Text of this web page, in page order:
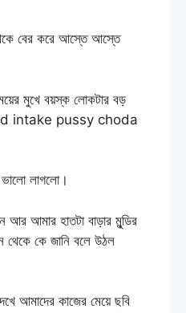
বের করে আস্তে আস্তে
মুখে বয়স্ক লোকটার বড়
bd intake pussy choda
ভালো লাগলো।
আমার হাতটা বাড়ার মুন্ডির
থেকে কে জানি বলে উঠল
আমাদের কাজের মেয়ে ছবি